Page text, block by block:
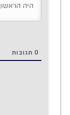
0 תגובות